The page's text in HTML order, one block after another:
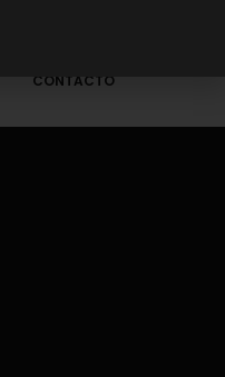
CONTACTO